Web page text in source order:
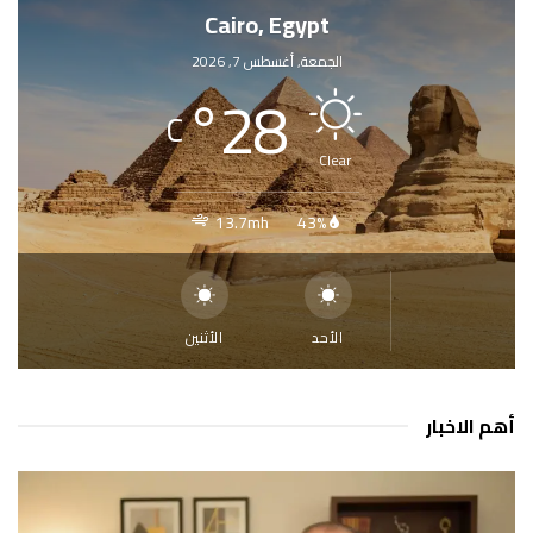
Cairo, Egypt
الجمعة, أغسطس 7, 2026
Clear
28
°
C
43%
13.7mh
الأحد الأثنين
أهم الاخبار